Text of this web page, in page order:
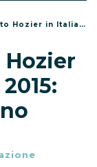
a Luglio 2015: Pistoia e Milano